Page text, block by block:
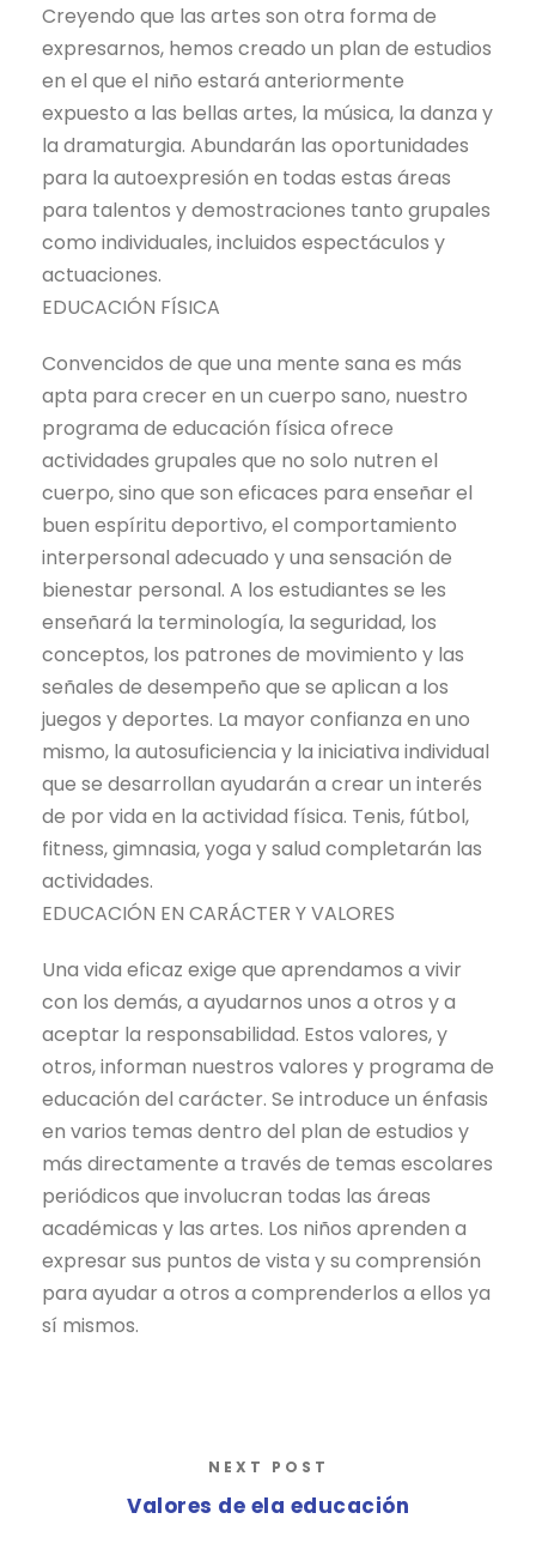
Creyendo que las artes son otra forma de
expresarnos, hemos creado un plan de estudios
en el que el niño estará anteriormente
expuesto a las bellas artes, la música, la danza y
la dramaturgia. Abundarán las oportunidades
para la autoexpresión en todas estas áreas
para talentos y demostraciones tanto grupales
como individuales, incluidos espectáculos y
actuaciones.
EDUCACIÓN FÍSICA
Convencidos de que una mente sana es más
apta para crecer en un cuerpo sano, nuestro
programa de educación física ofrece
actividades grupales que no solo nutren el
cuerpo, sino que son eficaces para enseñar el
buen espíritu deportivo, el comportamiento
interpersonal adecuado y una sensación de
bienestar personal. A los estudiantes se les
enseñará la terminología, la seguridad, los
conceptos, los patrones de movimiento y las
señales de desempeño que se aplican a los
juegos y deportes. La mayor confianza en uno
mismo, la autosuficiencia y la iniciativa individual
que se desarrollan ayudarán a crear un interés
de por vida en la actividad física. Tenis, fútbol, ​​
fitness, gimnasia, yoga y salud completarán las
actividades.
EDUCACIÓN EN CARÁCTER Y VALORES
Una vida eficaz exige que aprendamos a vivir
con los demás, a ayudarnos unos a otros y a
aceptar la responsabilidad. Estos valores, y
otros, informan nuestros valores y programa de
educación del carácter. Se introduce un énfasis
en varios temas dentro del plan de estudios y
más directamente a través de temas escolares
periódicos que involucran todas las áreas
académicas y las artes. Los niños aprenden a
expresar sus puntos de vista y su comprensión
para ayudar a otros a comprenderlos a ellos ya
sí mismos.
NEXT POST
Valores de ela educación